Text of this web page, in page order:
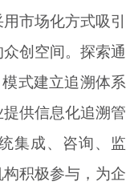
市场化方式吸引
创空间。探索通
式建立追溯体系
供信息化追溯管
集成、咨询、监
积极参与，为企